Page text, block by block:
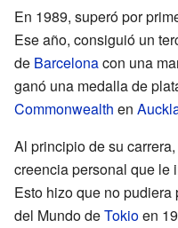
En 1989, superó por
Ese año, consiguió un
de Barcelonacon una
ganó una medalla de
Commonwealth en
Al principio de su
creencia personal que le
Esto hizo que no
del Mundo deTokioen